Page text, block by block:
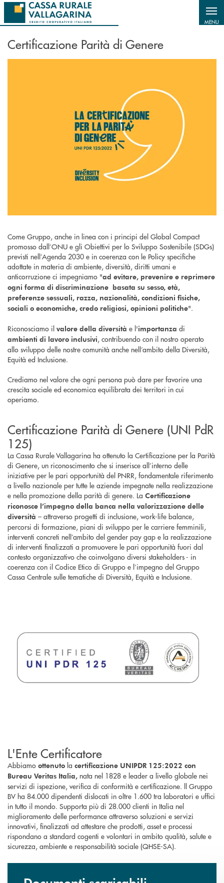
Salta al contenuto principale
MENU
Certificazione Parità di Genere
Come Gruppo, anche in linea con i principi del Global Compact
promosso dall’ONU e gli Obiettivi per lo Sviluppo Sostenibile (SDGs)
previsti nell’Agenda 2030 e in coerenza con le Policy specifiche
adottate in materia di ambiente, diversità, diritti umani e
anticorruzione ci impegniamo "ad evitare, prevenire e reprimere
ogni forma di discriminazione basata su sesso, età,
preferenze sessuali, razza, nazionalità, condizioni fisiche,
sociali o economiche, credo religiosi, opinioni politiche".
Riconosciamo il valore della diversità e l'importanza di
ambienti di lavoro inclusivi, contribuendo con il nostro operato
allo sviluppo delle nostre comunità anche nell’ambito della Diversità,
Equità ed Inclusione.
Crediamo nel valore che ogni persona può dare per favorire una
crescita sociale ed economica equilibrata dei territori in cui
operiamo.
Certificazione Parità di Genere (UNI PdR
125)
La Cassa Rurale Vallagarina ha ottenuto la Certificazione per la Parità
di Genere, un riconoscimento che si inserisce all’interno delle
iniziative per le pari opportunità del PNRR, fondamentale riferimento
a livello nazionale per tutte le aziende impegnate nella realizzazione
e nella promozione della parità di genere. La Certificazione
riconosce l’impegno della banca nella valorizzazione delle
diversità – attraverso progetti di inclusione, work-life balance,
percorsi di formazione, piani di sviluppo per le carriere femminili,
interventi concreti nell’ambito del gender pay gap e la realizzazione
di interventi finalizzati a promuovere le pari opportunità fuori dal
contesto organizzativo che coinvolgano diversi stakeholders - in
coerenza con il Codice Etico di Gruppo e l’impegno del Gruppo
Cassa Centrale sulle tematiche di Diversità, Equità e Inclusione.
L'Ente Certificatore
Abbiamo ottenuto la certificazione UNIPDR 125:2022 con
Bureau Veritas Italia, nata nel 1828 e leader a livello globale nei
servizi di ispezione, verifica di conformità e certificazione. ll Gruppo
BV ha 84.000 dipendenti dislocati in oltre 1.600 tra laboratori e uffici
in tutto il mondo. Supporta più di 28.000 clienti in Italia nel
miglioramento delle performance attraverso soluzioni e servizi
innovativi, finalizzati ad attestare che prodotti, asset e processi
rispondano a standard cogenti e volontari in ambito qualità, salute e
sicurezza, ambiente e responsabilità sociale (QHSE-SA).